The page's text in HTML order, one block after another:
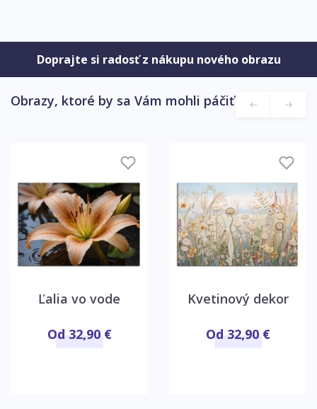
Doprajte si radosť z nákupu nového obrazu
Obrazy, ktoré by sa Vám mohli páčiť
Ľalia vo vode
Od 32,90 €
Kvetinový dekor
Od 32,90 €